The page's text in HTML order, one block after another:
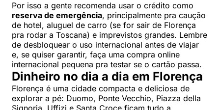
Por isso a gente recomenda usar o crédito como
reserva de emergência, principalmente pra caução
de hotel, aluguel de carro (se for sair de Florença
pra rodar a Toscana) e imprevistos grandes. Lembre
de desbloquear o uso internacional antes de viajar
e, se quiser garantir, faça uma compra online
internacional pequena pra testar se o cartão passa.
Dinheiro no dia a dia em Florença
Florença é uma cidade compacta e deliciosa de
explorar a pé: Duomo, Ponte Vecchio, Piazza della
Signoria, Uffizi e Santa Croce ficam tudo a